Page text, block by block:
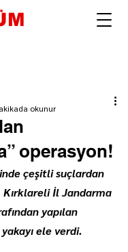
operasyon!
okunur
çeşitli suçlardan
Kırklareli İl Jandarma
yapılan
ele verdi.